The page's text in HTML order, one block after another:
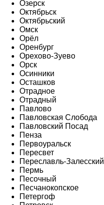
Озерск
Октябрьск
Октябрьский
Омск
Орёл
Оренбург
Орехово-Зуево
Орск
Осинники
Осташков
Отрадное
Отрадный
Павлово
Павловская Слобода
Павловский Посад
Пенза
Первоуральск
Пересвет
Переславль-Залесский
Пермь
Песочный
Песчанокопское
Петергоф